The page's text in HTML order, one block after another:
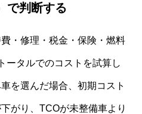
で判断する
・修理・税金・保険・燃料
ータルでのコストを試算し
を選んだ場合、初期コスト
がり、TCOが未整備車より